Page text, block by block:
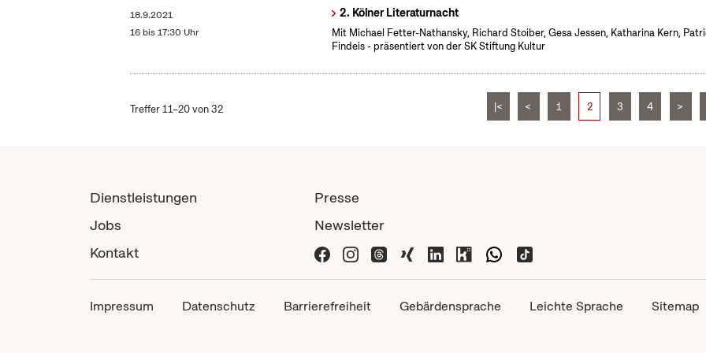
18.9.2021
16 bis 17:30 Uhr
2. Kölner Literaturnacht
Mit Michael Fetter-Nathansky, Richard Stoiber, Gesa Jessen, Katharina Kern,
Findeis - präsentiert von der SK Stiftung Kultur
Treffer 11–20 von 32 |< < 1 2 3 4 >
Dienstleistungen
Jobs
Kontakt
Presse
Newsletter
Impressum Datenschutz Barrierefreiheit Gebärdensprache Leichte Sprache Sitemap